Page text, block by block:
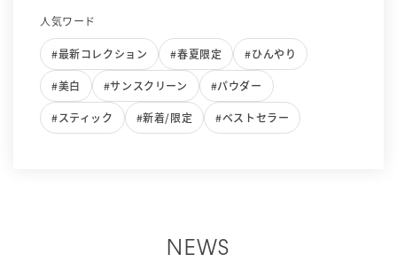
人気ワード
#最新コレクション #春夏限定 #ひんやり
#美白 #サンスクリーン #パウダー
#スティック #新着/限定 #ベストセラー
NEWS